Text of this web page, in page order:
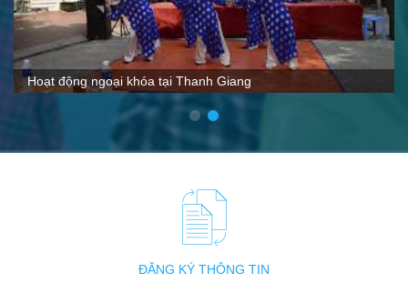
VTC nói gì về Thanh Giang
ĐĂNG KÝ THÔNG TIN